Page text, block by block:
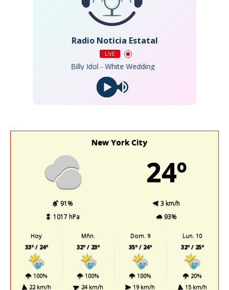
Radio Noticia Estatal
LIVE
Billy Idol - White Wedding
New York City
24º
91%
3 km/h
1017 hPa
93%
Hoy
33º / 24º
100%
22 km/h
Mñn.
32º / 23º
100%
24 km/h
Dom. 9
35º / 24º
100%
19 km/h
Lun. 10
32º / 25º
20%
15 km/h